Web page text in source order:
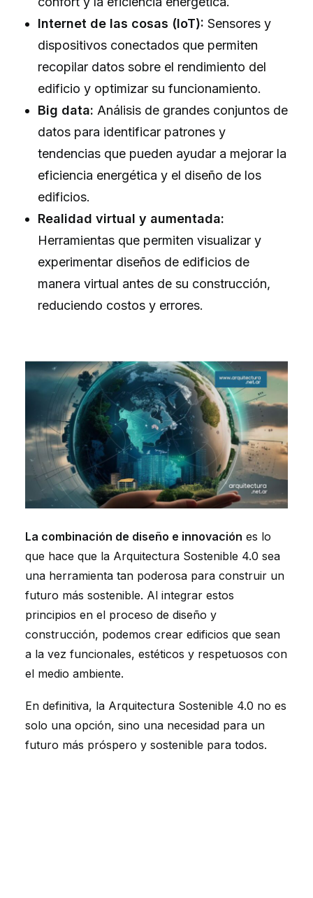
Internet de las cosas (IoT): Sensores y
dispositivos conectados que permiten
recopilar datos sobre el rendimiento del
edificio y optimizar su funcionamiento.
Big data: Análisis de grandes conjuntos de
datos para identificar patrones y
tendencias que pueden ayudar a mejorar la
eficiencia energética y el diseño de los
edificios.
Realidad virtual y aumentada:
Herramientas que permiten visualizar y
experimentar diseños de edificios de
manera virtual antes de su construcción,
reduciendo costos y errores.
La combinación de diseño e innovación es lo
que hace que la Arquitectura Sostenible 4.0 sea
una herramienta tan poderosa para construir un
futuro más sostenible. Al integrar estos
principios en el proceso de diseño y
construcción, podemos crear edificios que sean
a la vez funcionales, estéticos y respetuosos con
el medio ambiente.
En definitiva, la Arquitectura Sostenible 4.0 no es
solo una opción, sino una necesidad para un
futuro más próspero y sostenible para todos.